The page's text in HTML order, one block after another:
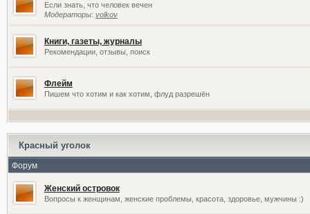
Если знать, что человек вечен
Модераторы: volkov
Книги, газеты, журналы
Рекомендации, отзывы, поиск
Флейм
Пишем что хотим и как хотим, флуд разрешён
Красный уголок
Форум
Женский островок
Вопросы к женщинам, женские проблемы, красота, здоровье, мужчины :)